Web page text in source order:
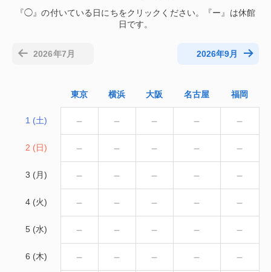
東京 横浜 大阪 名古屋 福岡
1 (土) － － － － －
2 (日) － － － － －
3 (月) － － － － －
4 (火) － － － － －
5 (水) － － － － －
6 (木) － － － － －
2026年7月 2026年9月